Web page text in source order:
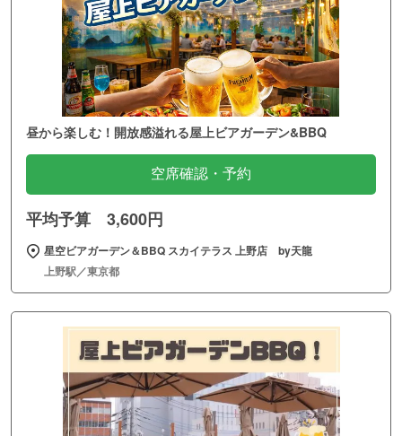
昼から楽しむ！開放感溢れる屋上ビアガーデン&BBQ
空席確認・予約
平均予算 3,600円
星空ビアガーデン＆BBQ スカイテラス 上野店 by天龍
上野駅／東京都